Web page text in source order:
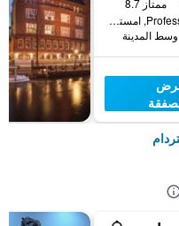
ممتاز 8.7
Professor Tulpplein 1, امستردام, مقاطعة شمال هولندا, هولندا